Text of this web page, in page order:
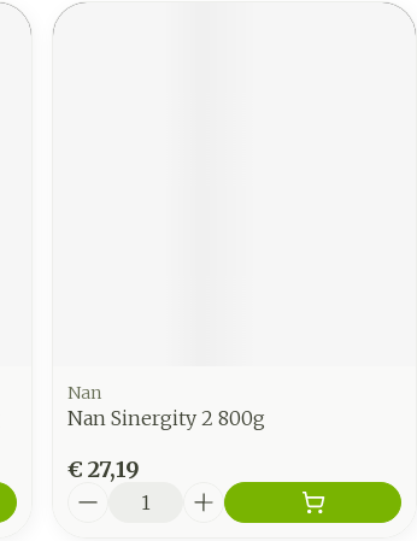
Nan
Nan Sinergity 2 800g
€ 27,19